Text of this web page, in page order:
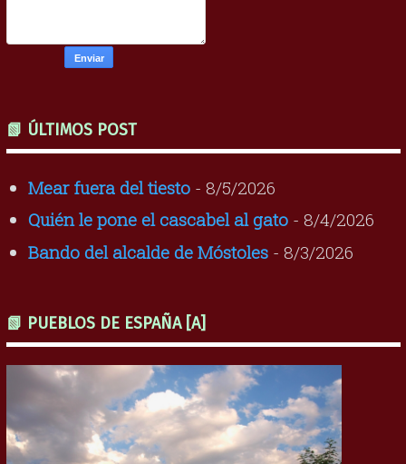
📗 ÚLTIMOS POST
Mear fuera del tiesto- 8/5/2026
Quién le pone el cascabel al gato- 8/4/2026
Bando del alcalde de Móstoles- 8/3/2026
📗 PUEBLOS DE ESPAÑA [A]